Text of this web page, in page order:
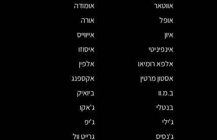
אווטאר
אומודה
אופל
אורה
איון
אייווייס
אינפיניטי
איסוזו
אלפא רומיאו
אלפין
אסטון מרטין
אקספנג
ב.מ.וו
ביואיק
בנטלי
ג'אקו
ג'ילי
ג'יפ
ג'נסיס
גרייט וול